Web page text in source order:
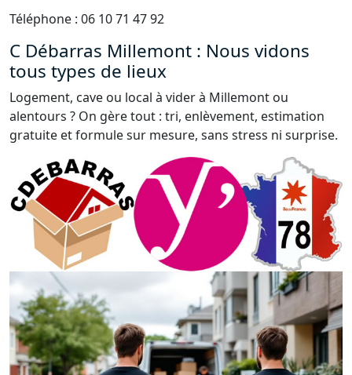
Téléphone : 06 10 71 47 92
C Débarras Millemont : Nous vidons
tous types de lieux
Logement, cave ou local à vider à Millemont ou
alentours ? On gère tout : tri, enlèvement, estimation
gratuite et formule sur mesure, sans stress ni surprise.